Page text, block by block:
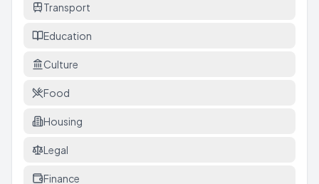
Transport
Education
Culture
Food
Housing
Legal
Finance